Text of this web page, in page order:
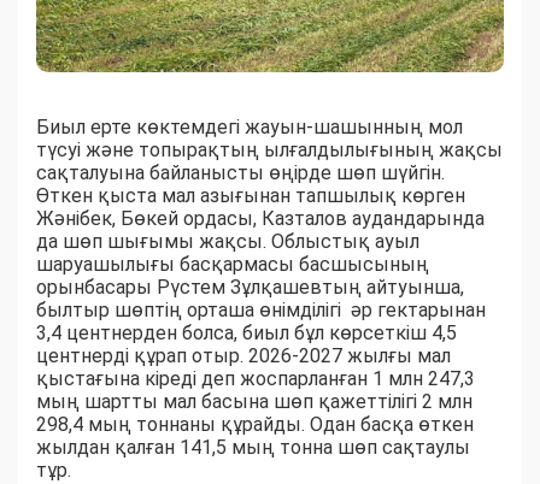
Биыл ерте көктемдегі жауын-шашынның мол
түсуі және топырақтың ылғалдылығының жақсы
сақталуына байланысты өңірде шөп шүйгін.
Өткен қыста мал азығынан тапшылық көрген
Жәнібек, Бөкей ордасы, Казталов аудандарында
да шөп шығымы жақсы. Облыстық ауыл
шаруашылығы басқармасы басшысының
орынбасары Рүстем Зұлқашевтың айтуынша,
былтыр шөптің орташа өнімділігі әр гектарынан
3,4 центнерден болса, биыл бұл көрсеткіш 4,5
центнерді құрап отыр. 2026-2027 жылғы мал
қыстағына кіреді деп жоспарланған 1 млн 247,3
мың шартты мал басына шөп қажеттілігі 2 млн
298,4 мың тоннаны құрайды. Одан басқа өткен
жылдан қалған 141,5 мың тонна шөп сақтаулы
тұр.